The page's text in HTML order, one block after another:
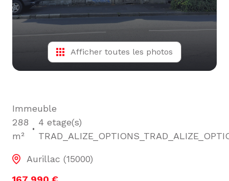
Afficher toutes les photos
Immeuble
288
m²
4 etage(s)
Aurillac (15000)